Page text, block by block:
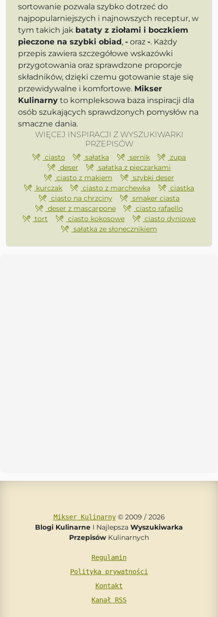
sortowanie pozwala szybko dotrzeć do
najpopularniejszych i najnowszych receptur, w
tym takich jak bataty z ziołami i boczkiem
pieczone na szybki obiad, - oraz -. Każdy
przepis zawiera szczegółowe wskazówki
przygotowania oraz sprawdzone proporcje
składników, dzięki czemu gotowanie staje się
przewidywalne i komfortowe. Mikser
Kulinarny to kompleksowa baza inspiracji dla
osób szukających sprawdzonych pomysłów na
smaczne dania.
WIĘCEJ INSPIRACJI Z WYSZUKIWARKI
PRZEPISÓW
ciasto sałatka sernik
zupa
deser
sałatka z pieczarkami
ciasto z makiem
szybki deser
kurczak
ciasto z marchewką
ciastka
ciasto na chrzciny
smaker ciasta
deser z mascarpone
ciasto rafaello
tort
ciasto kokosowe
ciasto dyniowe
sałatka ze słonecznikiem
Mikser Kulinarny© 2009 / 2026
Blogi Kulinarne I Najlepsza Wyszukiwarka
Przepisów Kulinarnych
Regulamin
Polityka prywatności
Kontakt
Kanał RSS